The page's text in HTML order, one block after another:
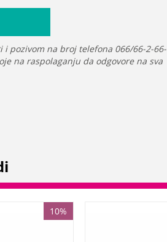
pozivom na broj telefona 066/66-2-66-
na raspolaganju da odgovore na sva
10%